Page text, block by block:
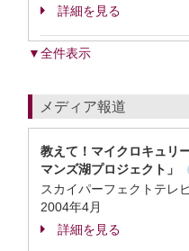
詳細を見る
▼全件表示
メディア報道
教えて！マイクロキュリ
マンズ湖プロジェクト」
スカイパーフェクトテレ
2004年4月
詳細を見る